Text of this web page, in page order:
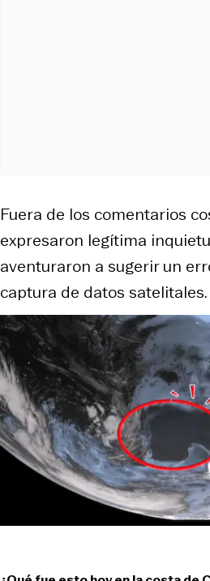
Fuera de los comentarios
expresaron legítima
aventuraron a sugerir un
captura de datos satelitales.